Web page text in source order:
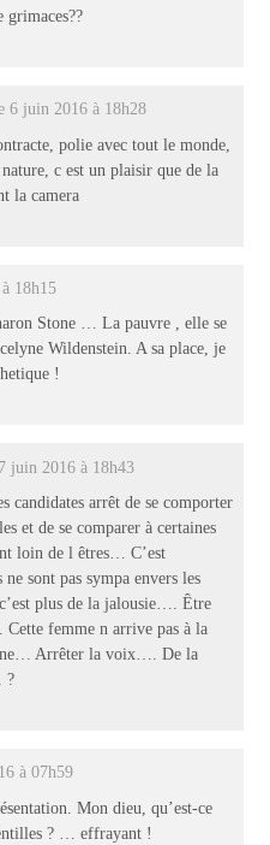
grimaces??
6 juin 2016 à 18h28
polie avec tout le monde,
c est un plaisir que de la
la camera
18h15
Stone … La pauvre , elle se
Wildenstein. A sa place, je
!
juin 2016 à 18h43
candidates arrêt de se comporter
et de se comparer à certaines
loin de l êtres… C’est
sont pas sympa envers les
plus de la jalousie…. Être
femme n arrive pas à la
Arrêter la voix…. De la
?
à 07h59
Mon dieu, qu’est-ce
? … effrayant !